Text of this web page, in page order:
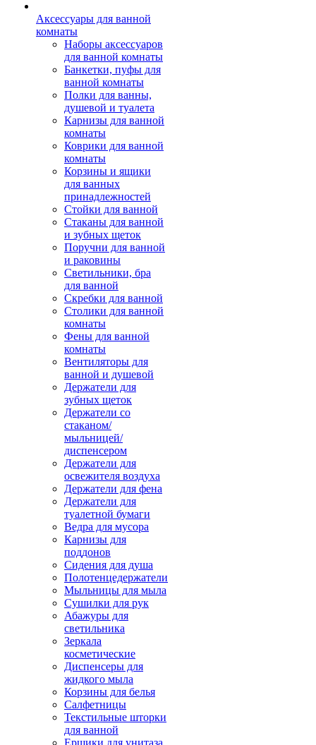
Аксессуары для ванной
комнаты
Наборы аксессуаров
для ванной комнаты
Банкетки, пуфы для
ванной комнаты
Полки для ванны,
душевой и туалета
Карнизы для ванной
комнаты
Коврики для ванной
комнаты
Корзины и ящики
для ванных
принадлежностей
Стойки для ванной
Стаканы для ванной
и зубных щеток
Поручни для ванной
и раковины
Светильники, бра
для ванной
Скребки для ванной
Столики для ванной
комнаты
Фены для ванной
комнаты
Вентиляторы для
ванной и душевой
Держатели для
зубных щеток
Держатели со
стаканом/
мыльницей/
диспенсером
Держатели для
освежителя воздуха
Держатели для фена
Держатели для
туалетной бумаги
Ведра для мусора
Карнизы для
поддонов
Сидения для душа
Полотенцедержатели
Мыльницы для мыла
Сушилки для рук
Абажуры для
светильника
Зеркала
косметические
Диспенсеры для
жидкого мыла
Корзины для белья
Салфетницы
Текстильные шторки
для ванной
Ершики для унитаза